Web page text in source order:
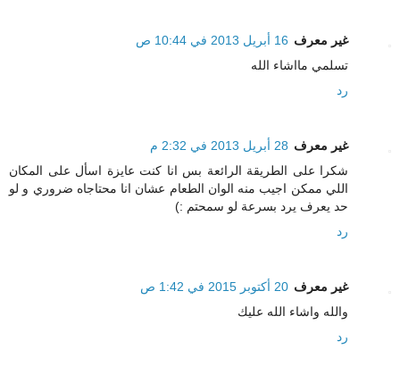
غير معرف 16 أبريل 2013 في 10:44 ص
تسلمي مااشاء الله
رد
غير معرف 28 أبريل 2013 في 2:32 م
شكرا على الطريقة الرائعة بس انا كنت عايزة اسأل على المكان
اللي ممكن اجيب منه الوان الطعام عشان انا محتاجاه ضروري و لو
حد يعرف يرد بسرعة لو سمحتم :)
رد
غير معرف 20 أكتوبر 2015 في 1:42 ص
والله واشاء الله عليك
رد